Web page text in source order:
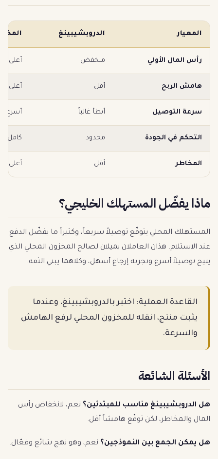
المعيار الدروبشيبينغ
رأس المال الأولي منخفض أعلى
هامش الربح أقل أعلى
سرعة التوصيل أبطأ غالباً أسرع
التحكم في الجودة محدود كامل
المخاطر أقل أعلى
ماذا يفضّل المستهلك الخليجي؟
المستهلك المحلي يتوقّع توصيلاً سريعاً، وكثيراً ما يفضّل الدفع
عند الاستلام. هذان العاملان يميلان لصالح المخزون المحلي الذي
يتيح توصيلاً أسرع وتجربة إرجاع أسهل، وكلاهما يبني الثقة.
القاعدة العملية: اختبر بالدروبشيبينغ، وعندما
يثبت منتج، انقله للمخزون المحلي لرفع الهامش
والسرعة.
الأسئلة الشائعة
هل الدروبشيبينغ مناسب للمبتدئين؟ نعم، لانخفاض رأس
المال والمخاطر، لكن توقّع هامشاً أقل.
هل يمكن الجمع بين النموذجين؟ نعم، وهو نهج شائع وفعّال.